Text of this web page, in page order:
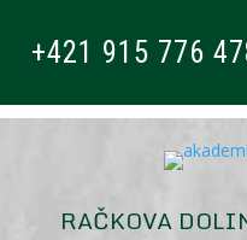
+421 915 776
RAČKOVA